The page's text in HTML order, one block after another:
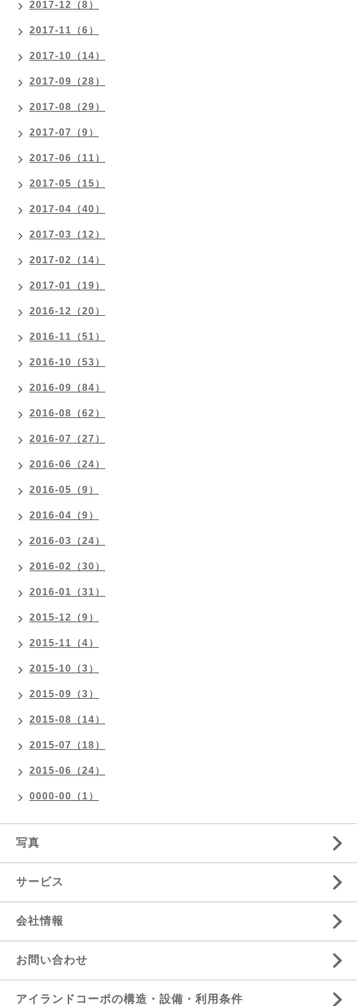
2017-12（8）
2017-11（6）
2017-10（14）
2017-09（28）
2017-08（29）
2017-07（9）
2017-06（11）
2017-05（15）
2017-04（40）
2017-03（12）
2017-02（14）
2017-01（19）
2016-12（20）
2016-11（51）
2016-10（53）
2016-09（84）
2016-08（62）
2016-07（27）
2016-06（24）
2016-05（9）
2016-04（9）
2016-03（24）
2016-02（30）
2016-01（31）
2015-12（9）
2015-11（4）
2015-10（3）
2015-09（3）
2015-08（14）
2015-07（18）
2015-06（24）
0000-00（1）
写真
サービス
会社情報
お問い合わせ
アイランドコーポの構造・設備・利用条件